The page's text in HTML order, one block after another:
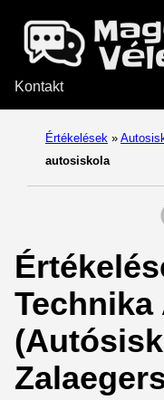
Kontakt
Értékelések »
autosiskola